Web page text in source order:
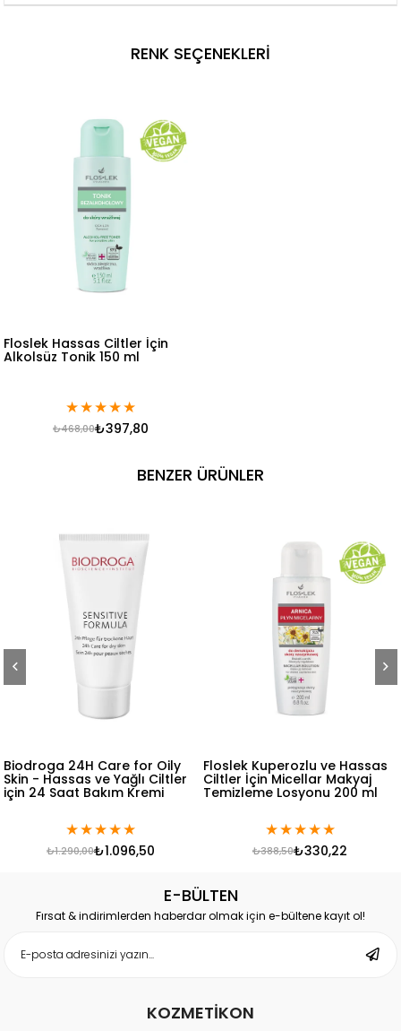
RENK SEÇENEKLERI
Floslek Hassas Ciltler İçin
Alkolsüz Tonik 150 ml
★★★★★
₺397,80
₺468,00
BENZER ÜRÜNLER
Biodroga 24H Care for Oily
Skin - Hassas ve Yağlı Ciltler
için 24 Saat Bakım Kremi
★★★★★
₺1.096,50
₺1.290,00
Floslek Kuperozlu ve Hassas
Ciltler İçin Micellar Makyaj
Temizleme Losyonu 200 ml
★★★★★
₺330,22
₺388,50
E-BÜLTEN
Fırsat & indirimlerden haberdar olmak için e-bültene kayıt ol!
KOZMETİKON